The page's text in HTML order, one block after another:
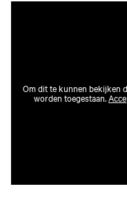
Om dit te kunnen bekijken
worden toegestaan.